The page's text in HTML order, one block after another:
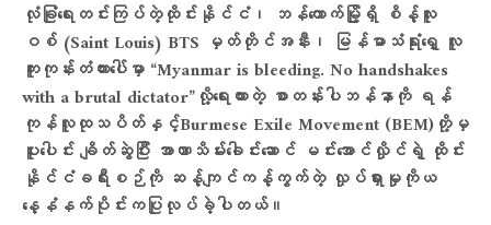
လုံခြုံရေးတင်းကြပ်တဲ့ထိုင်းနိုင်ငံ၊ ဘန်ကောက်မြို့ရှိ စိန့်လူး
ဝစ် (Saint Louis) BTS မှတ်တိုင်အနီး၊ မြန်မာသံရုံးရှေ့ လူ
ကူးကုန်းတံတားပေါ်မှာ “Myanmar is bleeding. No handshakes
with a brutal dictator”လို့​ရေးထားတဲ့ စာတန်းပါဘန်နာကို ရန်
ကုန်လူထုသပိတ်နှင့်Burmese Exile Movement (BEM)တို့မှ
ပူးပေါင်း ချိတ်ဆွဲပြီး အာဏာသိမ်း​ခေါင်း​ဆောင် မင်းအောင်လှိုင်ရဲ့ ထိုင်း
နိုင်ငံခရီးစဉ်ကို ဆန့်ကျင်ကန့်ကွက်တဲ့ လှုပ်ရှားမှုကိုယ​​
နေ့နံနက်ပိုင်းကပြုလုပ်ခဲ့ပါတယ်။